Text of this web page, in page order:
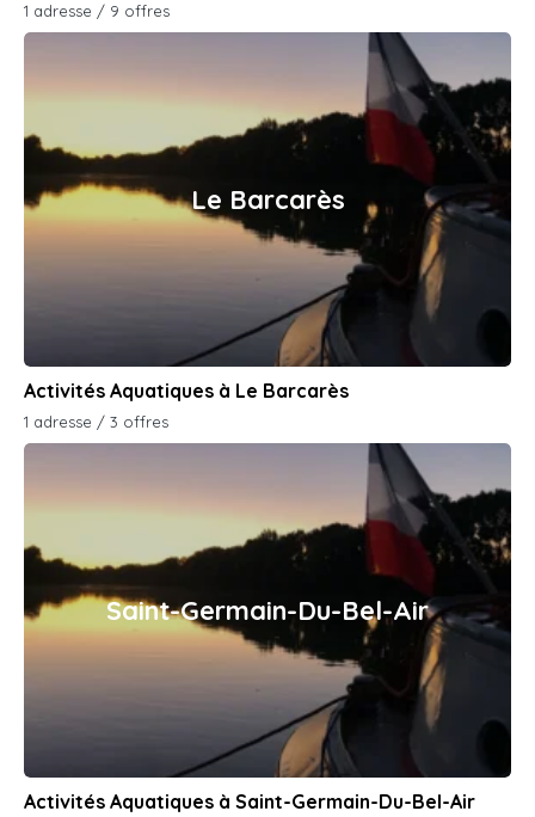
1 adresse / 9 offres
Le Barcarès
Activités Aquatiques à Le Barcarès
1 adresse / 3 offres
Saint-Germain-Du-Bel-Air
Activités Aquatiques à Saint-Germain-Du-Bel-Air